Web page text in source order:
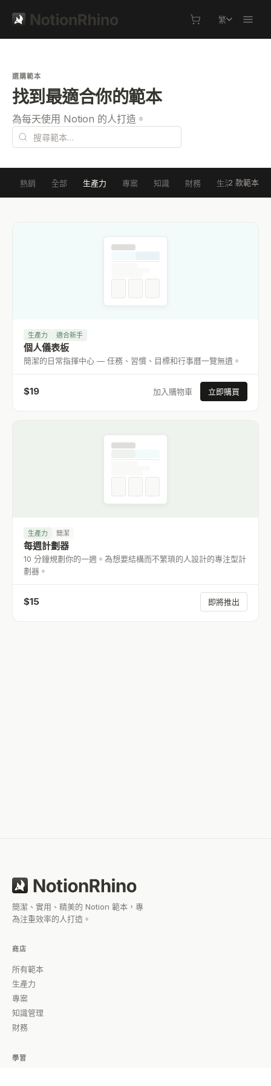
繁
選購範本
找到最適合你的範本
為每天使用 Notion 的人打造。
熱銷 全部 生產力 專案 知識 財務 生活2 款範本
生產力 適合新手
個人儀表板
簡潔的日常指揮中心 — 任務、習慣、目標和行事曆一覽無遺。
$19 加入購物車 立即購買
生產力 簡潔
每週計劃器
10 分鐘規劃你的一週。為想要結構而不繁瑣的人設計的專注型計
劃器。
$15 即將推出
簡潔、實用、精美的 Notion 範本，專
為注重效率的人打造。
商店
所有範本
生產力
專案
知識管理
財務
學習